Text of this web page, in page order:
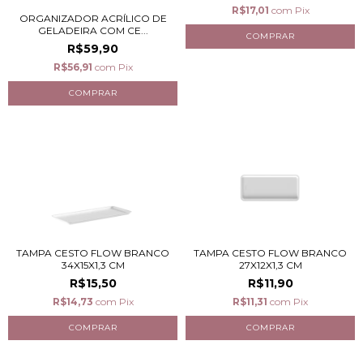
ORGANIZADOR ACRÍLICO DE
GELADEIRA COM CE...
R$59,90
R$56,91 com Pix
R$17,01 com Pix
TAMPA CESTO FLOW BRANCO
34X15X1,3 CM
R$15,50
R$14,73 com Pix
TAMPA CESTO FLOW BRANCO
27X12X1,3 CM
R$11,90
R$11,31 com Pix